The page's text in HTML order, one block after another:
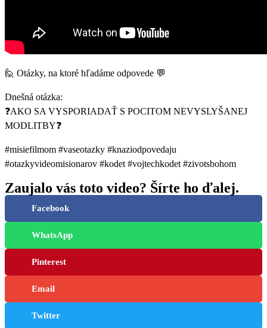
🙋 Otázky, na ktoré hľadáme odpovede 💬
Dnešná otázka:
❓AKO SA VYSPORIADAŤ S POCITOM NEVYSLYŠANEJ
MODLITBY❓
#misiefilmom #vaseotazky #knaziodpovedaju
#otazkyvideomisionarov #kodet #vojtechkodet #zivotsbohom
Zaujalo vás toto video? Šírte ho ďalej.
Facebook
WhatsApp
Pinterest
Email
Twitter